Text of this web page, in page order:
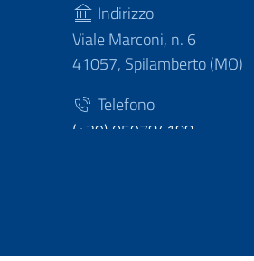
Indirizzo
Viale Marconi, n. 6
41057, Spilamberto (MO)
Telefono
(+39) 059784188